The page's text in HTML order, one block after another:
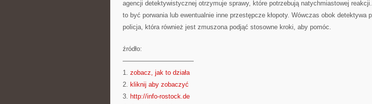
agencji detektywistycznej otrzymuje sprawy, które potrzebują natychmiastowej
to być porwania lub ewentualnie inne przestępcze kłopoty. Wówczas obok detektywa
policja, która również jest zmuszona podjąć stosowne kroki, aby pomóc.
źródło:
———————————
1. zobacz, jak to działa
2. kliknij aby zobaczyć
3. http://info-rostock.de